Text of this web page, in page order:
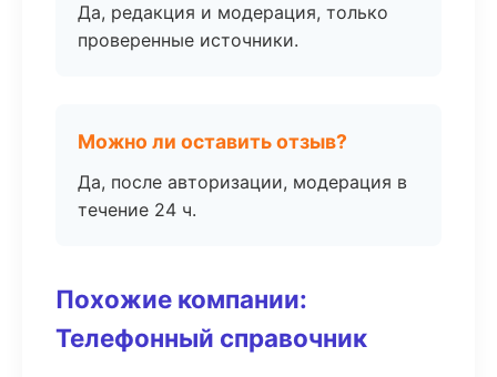
Да, редакция и модерация, только
проверенные источники.
Можно ли оставить отзыв?
Да, после авторизации, модерация в
течение 24 ч.
Похожие компании:
Телефонный справочник